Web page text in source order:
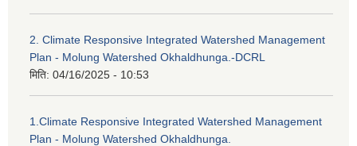
2. Climate Responsive Integrated Watershed Management
Plan - Molung Watershed Okhaldhunga.-DCRL
मिति: 04/16/2025 - 10:53
1.Climate Responsive Integrated Watershed Management
Plan - Molung Watershed Okhaldhunga.